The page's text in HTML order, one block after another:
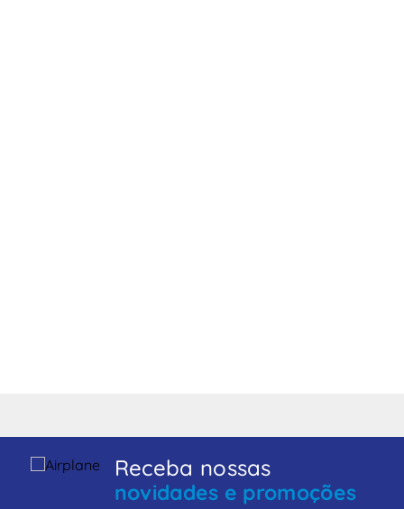
Receba nossas
novidades e promoções